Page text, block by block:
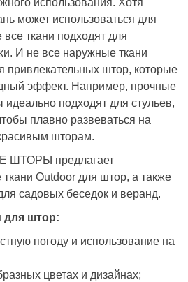
использования. Хотя
может использоваться для
ткани подходят для
И не все наружные ткани
привлекательных штор, которые
эффект. Например, прочные
подходят для стульев,
плавно развеваться на
красивым шторам.
предлагает
Outdoor для штор, а также
садовых беседок и веранд.
для штор:
погоду и использование на
цветах и дизайнах;